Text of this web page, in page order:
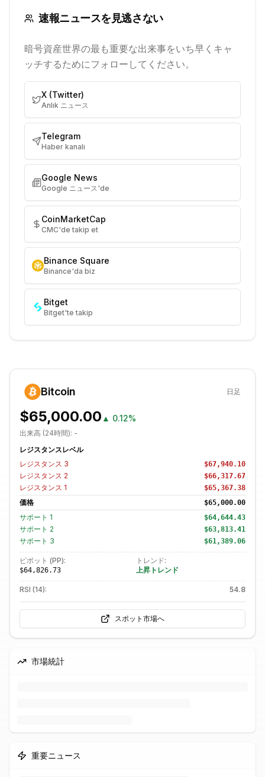
速報ニュースを見逃さない
暗号資産世界の最も重要な出来事をいち早くキャ
ッチするためにフォローしてください。
X (Twitter)
Anlık ニュース
Telegram
Haber kanalı
Google News
Google ニュース'de
CoinMarketCap
CMC'de takip et
Binance Square
Binance'da biz
Bitget
Bitget'te takip
Bitcoin 日足
$65,000.00 ▲ 0.12%
出来高 (24時間): -
レジスタンスレベル
レジスタンス 3 $67,940.10
レジスタンス 2 $66,317.67
レジスタンス 1 $65,367.38
価格 $65,000.00
サポート 1 $64,644.43
サポート 2 $63,813.41
サポート 3 $61,389.06
ピボット (PP):
$64,826.73
トレンド:
上昇トレンド
RSI (14): 54.8
スポット市場へ
市場統計
重要ニュース